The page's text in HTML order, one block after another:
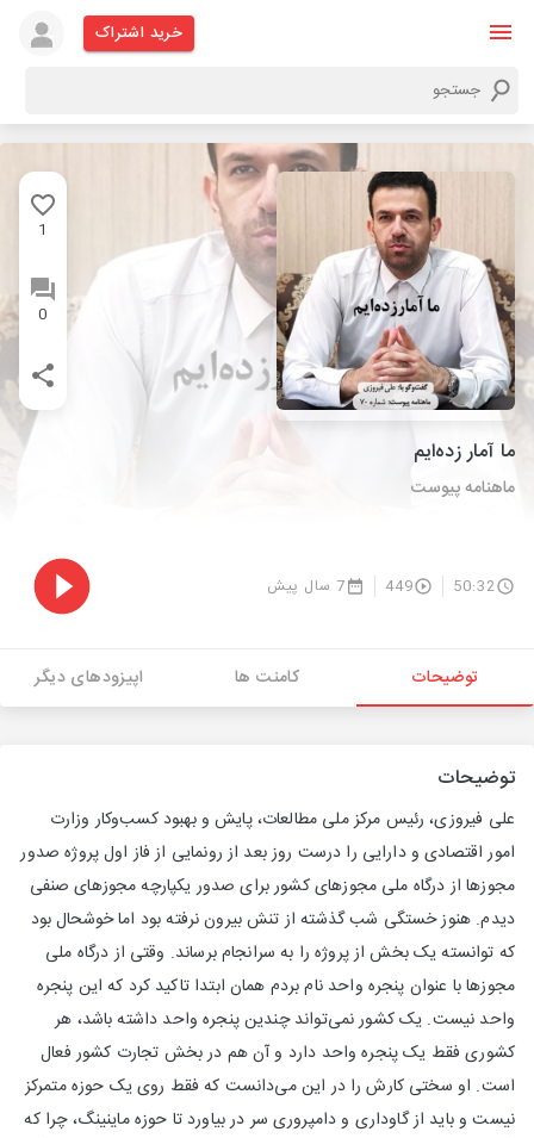
خرید اشتراک
1
0
ما آمار زده‌ایم
ماهنامه پیوست
50:32
449 7 سال پیش
توضیحات کامنت ها اپیزودهای دیگر
توضیحات
علی فیروزی، رئیس مرکز ملی مطالعات، پایش و بهبود کسب‌وکار وزارت
امور اقتصادی و دارایی را درست روز بعد از رونمایی از فاز اول پروژه صدور
مجوزها از درگاه ملی مجوزهای کشور برای صدور یکپارچه مجوزهای صنفی
دیدم. هنوز خستگی شب گذشته از تنش بیرون نرفته بود اما خوشحال بود
که توانسته یک بخش از پروژه را به سرانجام برساند. وقتی از درگاه ملی
مجوزها با عنوان پنجره واحد نام بردم همان ابتدا تاکید کرد که این پنجره
واحد نیست. یک کشور نمی‌تواند چندین پنجره واحد داشته باشد، هر
کشوری فقط یک پنجره واحد دارد و آن هم در بخش تجارت کشور فعال
است. او سختی کارش را در این می‌دانست که فقط روی یک حوزه متمرکز
نیست و باید از گاوداری و دامپروری سر در بیاورد تا حوزه ماینینگ، چرا که